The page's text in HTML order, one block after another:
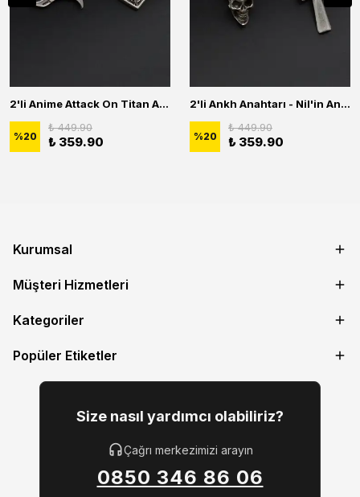
2'li Anime Attack On Titan Acrylic Maria Anime Naruto Erkek Kadın Kolye Seti
%20
₺ 449.90
₺ 359.90
2'li Ankh Anahtarı - Nil'in Anahtarı - Kuru Kafa Erkek Kadın Kolye Seti
%20
₺ 449.90
₺ 359.90
Kurumsal
Müşteri Hizmetleri
Kategoriler
Popüler Etiketler
Size nasıl yardımcı olabiliriz?
Çağrı merkezimizi arayın
0850 346 86 06